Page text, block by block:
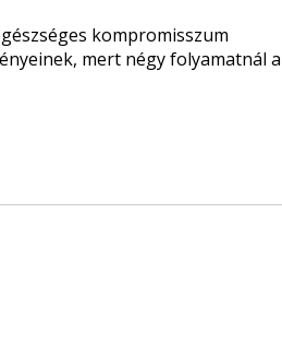
kompromisszum
mert négy folyamatnál a